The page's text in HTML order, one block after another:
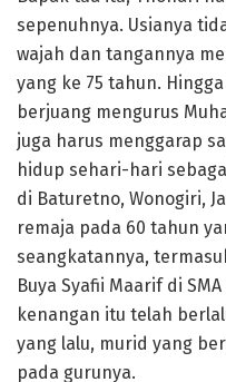
sepenuhnya. Usianya
wajah dan tangannya
yang ke 75 tahun.
berjuang mengurus
juga harus menggarap
hidup sehari-hari
di Baturetno, Wonogiri,
remaja pada 60 tahun
seangkatannya,
Buya Syafii Maarif di
kenangan itu telah
yang lalu, murid yang
pada gurunya.